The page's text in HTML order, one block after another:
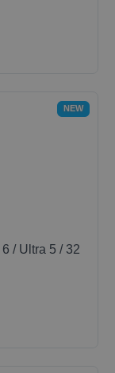
NEW
/ Ultra 5 / 32